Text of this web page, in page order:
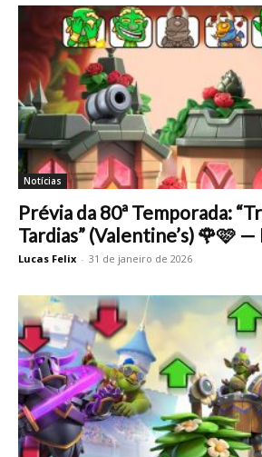
Notícias
Prévia da 80ª Temporada:
Tardias” (Valentine’s) 🌹🩷 —
Lucas Felix - 31 de janeiro de 2026